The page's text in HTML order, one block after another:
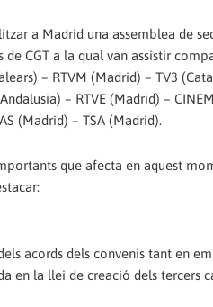
a Madrid una assemblea de
CGT a la qual van assistir
– RTVM (Madrid) – TV3
– RTVE (Madrid) –
(Madrid) – TSA (Madrid).
que afecta en aquest
acords dels convenis tant en
en la llei de creació dels